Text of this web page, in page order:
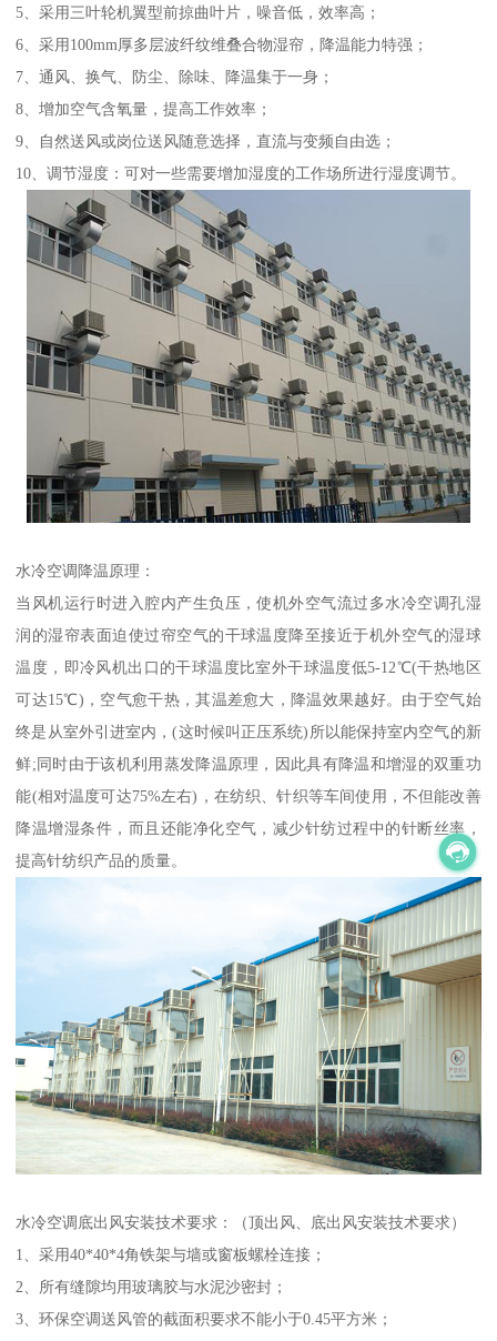
5、采用三叶轮机翼型前掠曲叶片，噪音低，效率高；
6、采用100mm厚多层波纤纹维叠合物湿帘，降温能力特强；
7、通风、换气、防尘、除味、降温集于一身；
8、增加空气含氧量，提高工作效率；
9、自然送风或岗位送风随意选择，直流与变频自由选；
10、调节湿度：可对一些需要增加湿度的工作场所进行湿度调节。
水冷空调降温原理：
当风机运行时进入腔内产生负压，使机外空气流过多水冷空调孔湿
润的湿帘表面迫使过帘空气的干球温度降至接近于机外空气的湿球
温度，即冷风机出口的干球温度比室外干球温度低5-12℃(干热地区
可达15℃)，空气愈干热，其温差愈大，降温效果越好。由于空气始
终是从室外引进室内，(这时候叫正压系统)所以能保持室内空气的新
鲜;同时由于该机利用蒸发降温原理，因此具有降温和增湿的双重功
能(相对温度可达75%左右)，在纺织、针织等车间使用，不但能改善
降温增湿条件，而且还能净化空气，减少针纺过程中的针断丝率，
提高针纺织产品的质量。
水冷空调底出风安装技术要求：（顶出风、底出风安装技术要求）
1、采用40*40*4角铁架与墙或窗板螺栓连接；
2、所有缝隙均用玻璃胶与水泥沙密封；
3、环保空调送风管的截面积要求不能小于0.45平方米；